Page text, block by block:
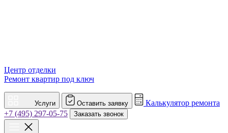
Центр отделки
Ремонт квартир под ключ
Услуги Оставить заявку
Калькулятор ремонта
+7 (495) 297-05-75
Заказать звонок